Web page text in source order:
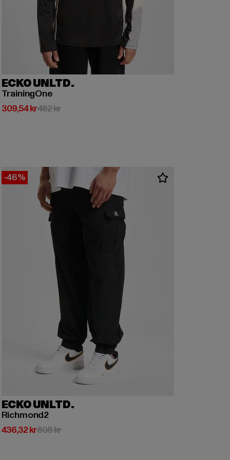
ECKO UNLTD.
TrainingOne
309,54 kr
Nuvarande pris: 309,54 kr
462 krKampanjpris: 462 kr
-46%
ECKO UNLTD.
Richmond2
436,32 kr
Nuvarande pris: 436,32 kr
808 krKampanjpris: 808 kr